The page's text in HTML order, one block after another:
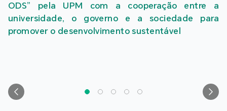
Visita dos alunos da UPM ao Fórum e Exposição
Internacional de Cooperação Ambiental de
Macau 2026 com resultados proveitosos